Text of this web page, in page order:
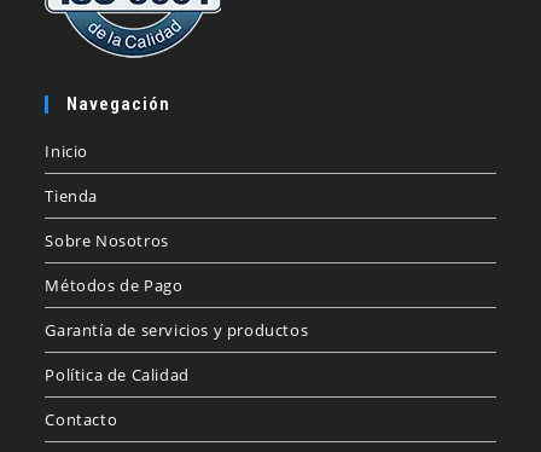
Navegación
Inicio
Tienda
Sobre Nosotros
Métodos de Pago
Garantía de servicios y productos
Política de Calidad
Contacto